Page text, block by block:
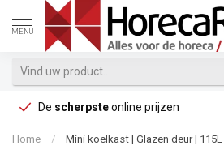
MENU
De scherpsteonline prijzen
Home / Mini koelkast | Glazen deur |